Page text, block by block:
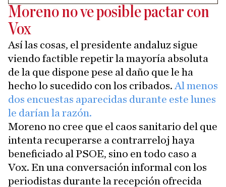
Moreno no ve posible pactar con
Vox
Así las cosas, el presidente andaluz sigue
viendo factible repetir la mayoría absoluta
de la que dispone pese al daño que le ha
hecho lo sucedido con los cribados. Al menos
dos encuestas aparecidas durante este lunes
le darían la razón.
Moreno no cree que el caos sanitario del que
intenta recuperarse a contrarreloj haya
beneficiado al PSOE, sino en todo caso a
Vox. En una conversación informal con los
periodistas durante la recepción ofrecida